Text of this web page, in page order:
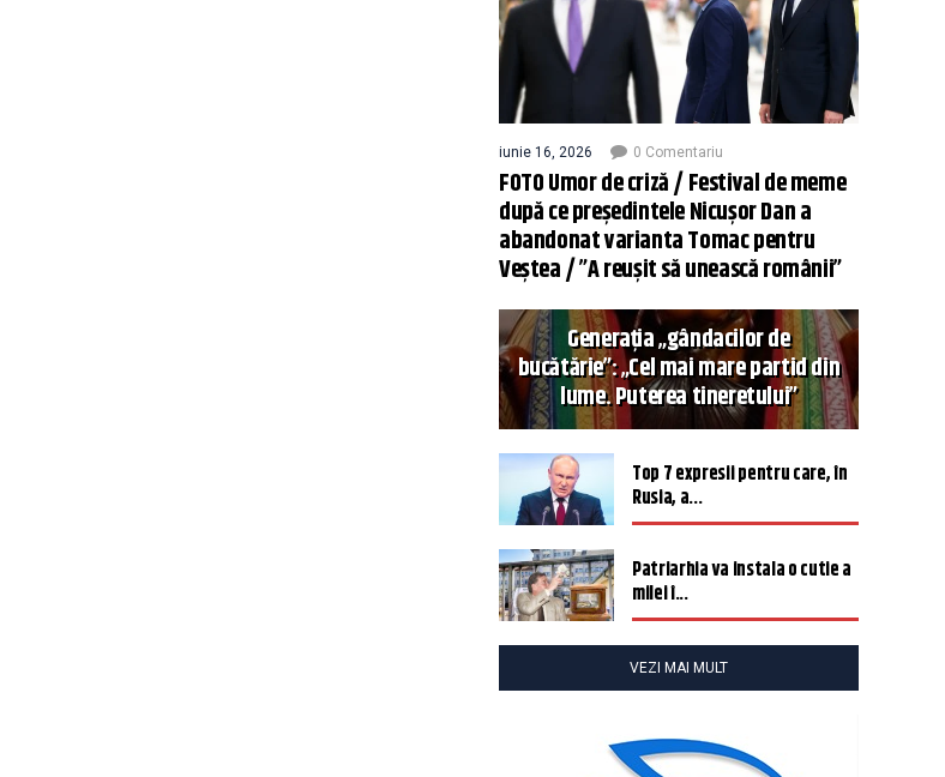
iunie 16, 2026 0 Comentariu
FOTO Umor de criză / Festival de meme
după ce președintele Nicușor Dan a
abandonat varianta Tomac pentru
Veștea / ”A reușit să unească românii”
Generația „gândacilor de
bucătărie”: „Cel mai mare partid din
lume. Puterea tineretului”
Top 7 expresii pentru care, în
Rusia, a...
Patriarhia va instala o cutie a
milei î...
VEZI MAI MULT